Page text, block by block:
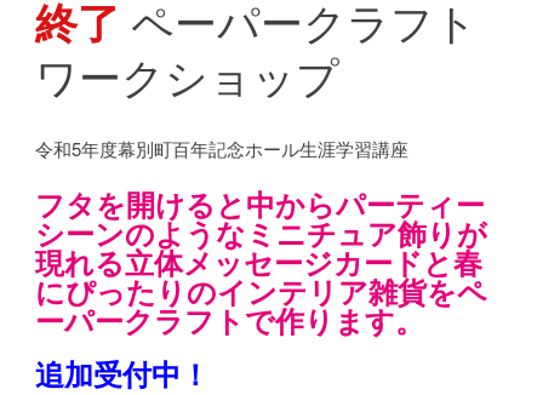
終了 ペーパークラフト
ワークショップ
令和5年度幕別町百年記念ホール生涯学習講座
フタを開けると中からパーティー
シーンのようなミニチュア飾りが
現れる立体メッセージカードと春
にぴったりのインテリア雑貨をペ
ーパークラフトで作ります。
追加受付中！